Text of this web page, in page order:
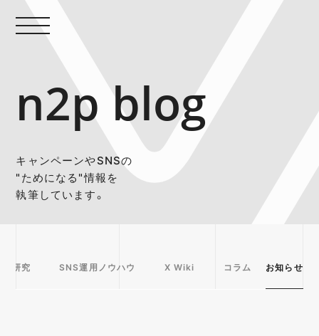
n2p blog
キャンペーンやSNSの
"ためになる"情報を
執筆しています。
研究 SNS運用ノウハウ X Wiki コラム お知らせ